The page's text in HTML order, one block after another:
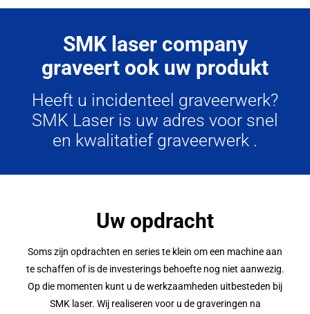
SMK laser company
graveert ook uw produkt
Heeft u incidenteel graveerwerk?
SMK Laser is uw adres voor snel
en kwalitatief graveerwerk .
Uw opdracht
Soms zijn opdrachten en series te klein om een machine aan
te schaffen of is de investerings behoefte nog niet aanwezig.
Op die momenten kunt u de werkzaamheden uitbesteden bij
SMK laser. Wij realiseren voor u de graveringen na